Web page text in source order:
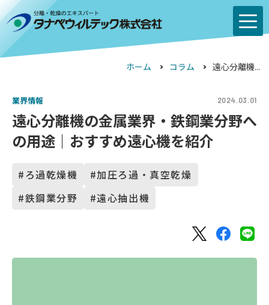
ホーム コラム 遠心分離機...
業界情報 2024.03.01
遠心分離機の金属業界・鉄鋼業分野へ
の用途｜おすすめ遠心機を紹介
ろ過乾燥機
加圧ろ過・真空乾燥
鉄鋼業分野
遠心抽出機